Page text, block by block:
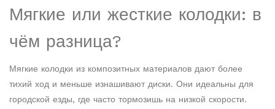
Мягкие или жесткие колодки: в
чём разница?
Мягкие колодки из композитных материалов дают более
тихий ход и меньше изнашивают диски. Они идеальны для
городской езды, где часто тормозишь на низкой скорости.